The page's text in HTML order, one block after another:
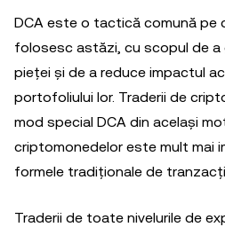
DCA este o tactică comună pe
folosesc astăzi, cu scopul de
pieței și de a reduce impactul
portofoliului lor. Traderii de
mod special DCA din același
criptomonedelor este mult mai
formele tradiționale de
Traderii de toate nivelurile de